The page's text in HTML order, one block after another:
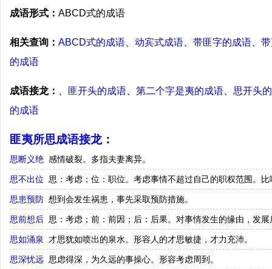
成语形式： ABCD式的成语
相关查询： ABCD式的成语 动宾式成语 带匪字的成语
的成语
成语接龙： 匪开头的成语 第二个字是夷的成语
思开头
的成语
匪夷所思成语接龙：
思断义绝 感情破裂。多指夫妻离异。
思不出位 思：考虑；位：职位。考虑事情不超过自己的职权范围。
思患预防 想到会发生祸患，事先采取预防措施。
思前想后 思：考虑；前：前因；后：后果。对事情发生的缘由，发
思如涌泉 才思犹如喷出的泉水。形容人的才思敏捷，才力充沛。
思深忧远 思虑得深，为久远的事操心。形容考虑周到。